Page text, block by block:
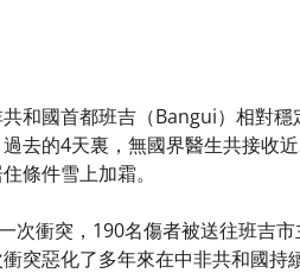
和國首都班吉（Bangui）相對
去的4天裏，無國界醫生共接收
條件雪上加霜。
次衝突，190名傷者被送往班吉
突惡化了多年來在中非共和國持